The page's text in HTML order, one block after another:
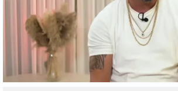
שבע, שם בדקו הרופאים את הילד
הם המליצו להעבירו מיד לבית
המוכר כיום כמרכז הרפואי
לשם, השיתוק כבר התפשט במהירות
מצבו הוגדר קשה ונדיר במיוחד -